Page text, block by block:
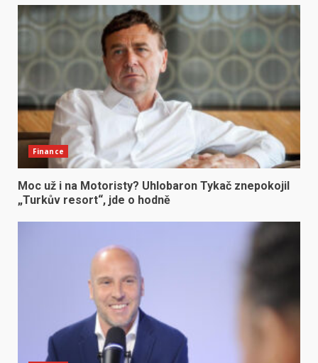
Finance
Moc už i na Motoristy? Uhlobaron Tykač znepokojil
„Turkův resort“, jde o hodně